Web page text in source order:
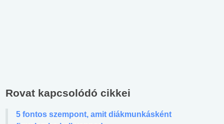
Rovat kapcsolódó cikkei
5 fontos szempont, amit diákmunkásként